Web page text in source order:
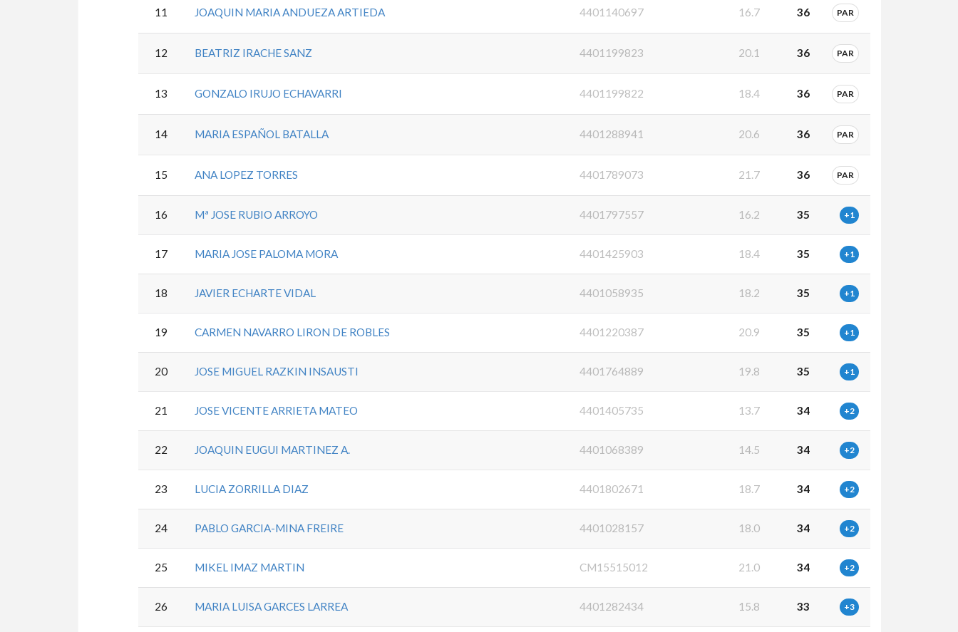
11 JOAQUIN MARIA ANDUEZA ARTIEDA 4401140697 16.7 36 PAR
12 BEATRIZ IRACHE SANZ 4401199823 20.1 36 PAR
13 GONZALO IRUJO ECHAVARRI 4401199822 18.4 36 PAR
14 MARIA ESPAÑOL BATALLA 4401288941 20.6 36 PAR
15 ANA LOPEZ TORRES 4401789073 21.7 36 PAR
16 Mª JOSE RUBIO ARROYO 4401797557 16.2 35 +1
17 MARIA JOSE PALOMA MORA 4401425903 18.4 35 +1
18 JAVIER ECHARTE VIDAL 4401058935 18.2 35 +1
19 CARMEN NAVARRO LIRON DE ROBLES 4401220387 20.9 35 +1
20 JOSE MIGUEL RAZKIN INSAUSTI 4401764889 19.8 35 +1
21 JOSE VICENTE ARRIETA MATEO 4401405735 13.7 34 +2
22 JOAQUIN EUGUI MARTINEZ A. 4401068389 14.5 34 +2
23 LUCIA ZORRILLA DIAZ 4401802671 18.7 34 +2
24 PABLO GARCIA-MINA FREIRE 4401028157 18.0 34 +2
25 MIKEL IMAZ MARTIN CM15515012 21.0 34 +2
26 MARIA LUISA GARCES LARREA 4401282434 15.8 33 +3